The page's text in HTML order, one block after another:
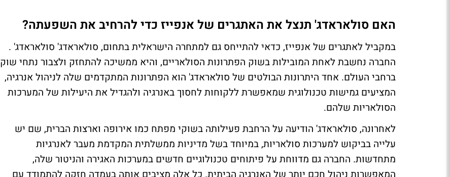
האם סולאראדג' תנצל את האתגרים של אנפייז כדי להרחיב את השפעתה?
במקביל לאתגרים של אנפייז, כדאי להתייחס גם למתחרה הישראלית בתחום, סולאראדג' סולאראדג' .
החברה נחשבת לאחת המובילות בשוק הפתרונות הסולאריים, והיא ממשיכה להתחזק ולצבור נתחי שוק
ברחבי העולם. אחד היתרונות הבולטים של סולאראדג' הוא הפתרונות המתקדמים שלה לניהול אנרגיה,
המציעים גמישות טכנולוגית שמאפשרת ללקוחות לחסוך באנרגיה ולהגדיל את היעילות של המערכות
הסולאריות שלהם.
לאחרונה, סולאראדג' הודיעה על הרחבת פעילותה בשוקי מפתח כמו אירופה וארצות הברית, שם יש
עלייה בביקוש למערכות סולאריות, במיוחד בשל מדיניות ממשלתית המקדמת מעבר לאנרגיות
מתחדשות. החברה גם מדווחת על פיתוחים טכנולוגיים חדשים במערכות האגירה והניטור שלה,